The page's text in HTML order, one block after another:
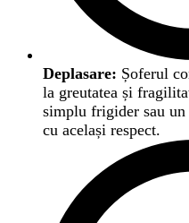
Deplasare: Șoferul
la greutatea și
simplu frigider sau
cu același respect.